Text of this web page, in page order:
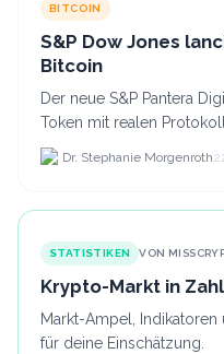
BITCOIN
S&P Dow Jones
Bitcoin
Der neue S&P Pantera
Token mit realen
aufgrund fehlender
Dr. Stephanie Morgenroth
STATISTIKEN VON
Krypto-Markt in
Markt-Ampel,
für deine Einschätzung.